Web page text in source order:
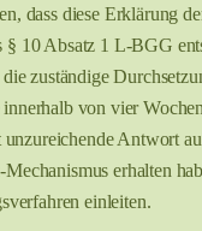
dass diese Erklärung
§ 10 Absatz 1 L-BGG
zuständige
von vier
unzureichende Antwort
erhalten
einleiten.